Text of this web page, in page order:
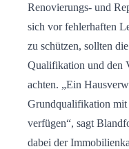
Renovierungs- und
sich vor fehlerhaften
zu schützen, sollten
Qualifikation und den
achten. „Ein
Grundqualifikation
verfügen“, sagt
dabei der